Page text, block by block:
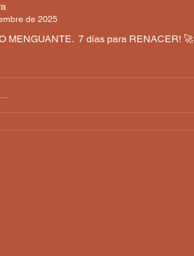
de 2025
MENGUANTE.  7 días para RENACER! 🚀